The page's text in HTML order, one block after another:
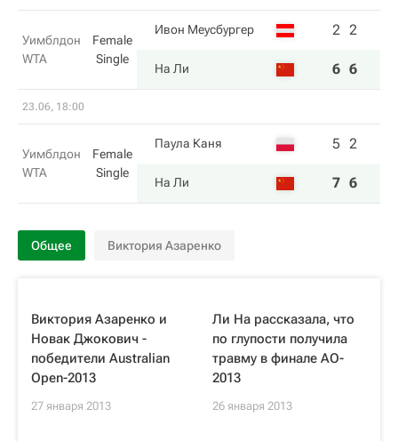
Уимблдон
WTA
Female
Single
Ивон Меусбургер 2 2
На Ли 6 6
23.06, 18:00
Уимблдон
WTA
Female
Single
Паула Каня 5 2
На Ли 7 6
Общее Виктория Азаренко
Виктория Азаренко и
Новак Джокович -
победители Australian
Open-2013
27 января 2013
Ли На рассказала, что
по глупости получила
травму в финале AO-
2013
26 января 2013